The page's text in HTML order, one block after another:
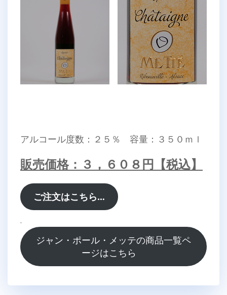
アルコール度数：２５％ 容量：３５０ｍｌ
販売価格：３，６０８円【税込】
ご注文はこちら…
.
ジャン・ポール・メッテの商品一覧ペ
ージはこちら